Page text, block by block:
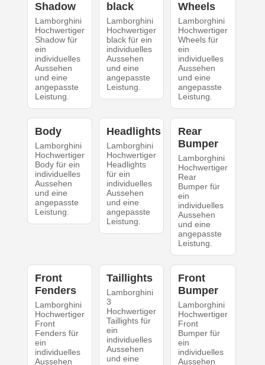
Shadow
Lamborghini
Hochwertiger
Shadow für
ein
individuelles
Aussehen
und eine
angepasste
Leistung.
black
Lamborghini
Hochwertiger
black für ein
individuelles
Aussehen
und eine
angepasste
Leistung.
Wheels
Lamborghini
Hochwertiger
Wheels für
ein
individuelles
Aussehen
und eine
angepasste
Leistung.
Body
Lamborghini
Hochwertiger
Body für ein
individuelles
Aussehen
und eine
angepasste
Leistung.
Headlights
Lamborghini
Hochwertiger
Headlights
für ein
individuelles
Aussehen
und eine
angepasste
Leistung.
Rear
Bumper
Lamborghini
Hochwertiger
Rear
Bumper für
ein
individuelles
Aussehen
und eine
angepasste
Leistung.
Front
Fenders
Lamborghini
Hochwertiger
Front
Fenders für
ein
individuelles
Aussehen
Taillights
Lamborghini
3
Hochwertiger
Taillights für
ein
individuelles
Aussehen
und eine
Front
Bumper
Lamborghini
Hochwertiger
Front
Bumper für
ein
individuelles
Aussehen